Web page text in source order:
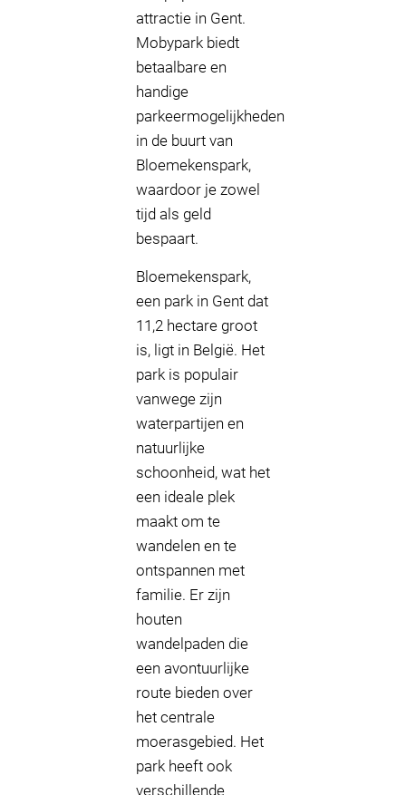
attractie in Gent.
Mobypark biedt
betaalbare en
handige
parkeermogelijkheden
in de buurt van
Bloemekenspark,
waardoor je zowel
tijd als geld
bespaart.
Bloemekenspark,
een park in Gent dat
11,2 hectare groot
is, ligt in België. Het
park is populair
vanwege zijn
waterpartijen en
natuurlijke
schoonheid, wat het
een ideale plek
maakt om te
wandelen en te
ontspannen met
familie. Er zijn
houten
wandelpaden die
een avontuurlijke
route bieden over
het centrale
moerasgebied. Het
park heeft ook
verschillende